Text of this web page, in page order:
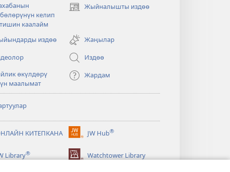
келип
каалайм
Жыйналышты издөө
(жаңы
издөө
Жаңылар
Издөө
өкүлдөрү
маалымат
Жардам
КИТЕПКАНА JW Hub®
(жаңы
терезе
ачат)
Library® Watchtower Library